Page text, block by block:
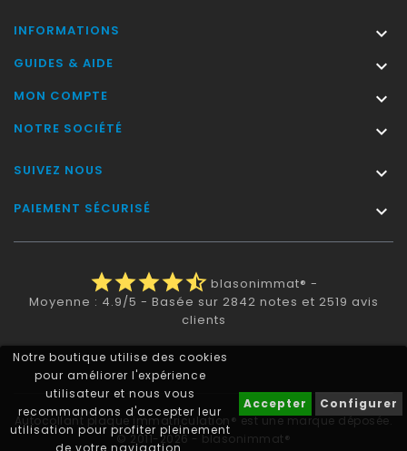
Notre boutique utilise des cookies
pour améliorer l'expérience
utilisateur et nous vous
recommandons d'accepter leur
utilisation pour profiter pleinement
de votre navigation.
Accepter Configurer
INFORMATIONS 
GUIDES & AIDE 
MON COMPTE 
NOTRE SOCIÉTÉ 
SUIVEZ NOUS 
PAIEMENT SÉCURISÉ 
starstarstarstarstar_half blasonimmat® -
Moyenne : 4.9/5 - Basée sur 2842 notes et 2519 avis
clients
Autocollant plaque immatriculation® est une marque déposée.
© 2011-2026 - blasonimmat®